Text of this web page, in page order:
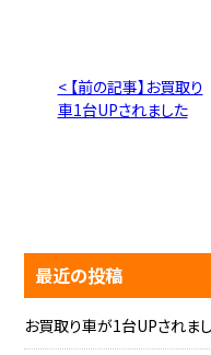
< 【前の記事】お買取り
車1台UPされました
最近の投稿
お買取り車が1台UPされまし